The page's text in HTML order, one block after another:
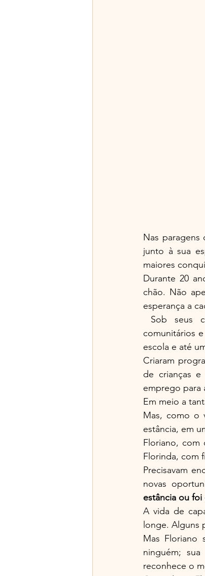
Nas
junto à sua
maiores
Durante 20
chão. Não
esperança a
Sob seus
comunitários
escola e até
Criaram
de crianças
emprego para
Em meio a
Mas, como o
estância, em
Floriano, com
Florinda, com
Precisavam
novas
estância ou
A vida de
longe. Alguns
Mas Floriano
ninguém;
reconhece o